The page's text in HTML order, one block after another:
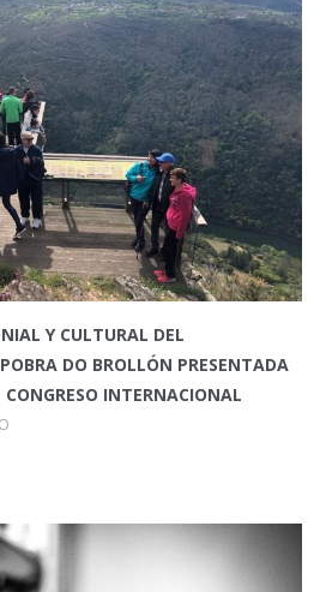
Y CULTURAL DEL
DO BROLLÓN PRESENTADA
INTERNACIONAL